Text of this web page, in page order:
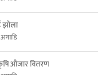
झोला
औजार वितरण